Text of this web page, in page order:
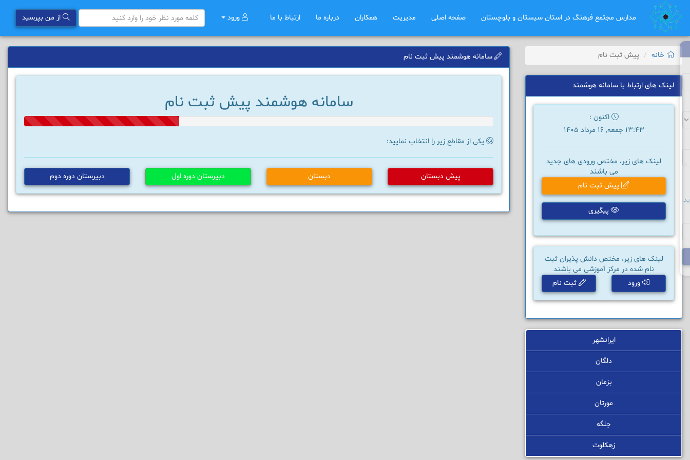
مدارس مجتمع فرهنگ در استان سیستان و بلوچستان صفحه اصلی مدیریت همکاران درباره ما ارتباط با ما از من بپرسید ورود
سامانه هوشمند پیش ثبت نام
سامانه هوشمند پیش ثبت نام
33%
یکی از مقاطع زیر را انتخاب نمایید:
پیش دبستان دبستان دبیرستان دوره اول دبیرستان دوره دوم
خانه پیش ثبت نام
لینک های ارتباط با سامانه هوشمند
اکنون :
13:43 جمعه, 16 مرداد 1405
لینک های زیر، مختص ورودی های جدید
می باشند
پیش ثبت نام
پیگیری
لینک های زیر، مختص دانش پذیران ثبت
نام شده در مرکز آموزشی می باشند
ورود
ثبت نام
ایرانشهر
دلگان
بزمان
مورتان
جلگه
زهکلوت